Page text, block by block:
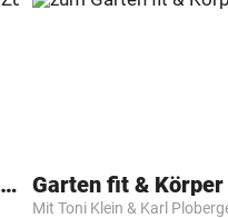
Esschert Kinder Garten-Zubehör Garten fit &
Mit Toni Klein & Karl